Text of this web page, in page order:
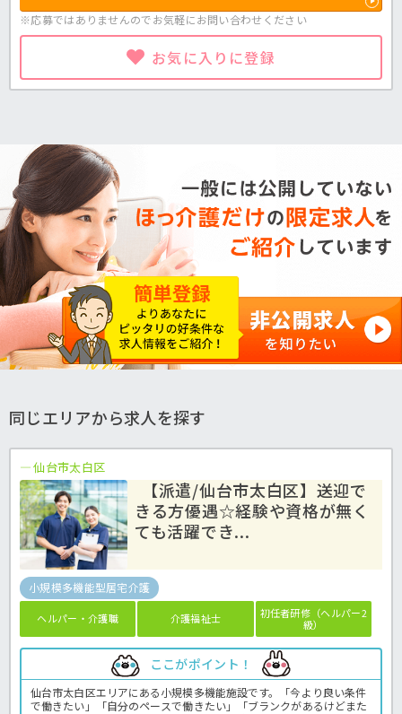
※応募ではありませんのでお気軽にお問い合わせください
お気に入りに登録
同じエリアから求人を探す
仙台市太白区
【派遣/仙台市太白区】送迎で
きる方優遇☆経験や資格が無く
ても活躍でき...
小規模多機能型居宅介護
ヘルパー・介護職 介護福祉士
初任者研修（ヘルパー2
級）
ここがポイント！
仙台市太白区エリアにある小規模多機能施設です。「今より良い条件
で働きたい」「自分のペースで働きたい」「ブランクがあるけどまた